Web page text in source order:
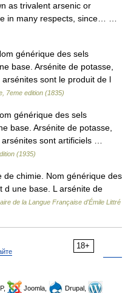
as trivalent arsenic or
in many respects, since… …
générique des sels
base. Arsénite de potasse,
sont le produit de l
7eme edition (1835)
générique des sels
base. Arsénite de potasse,
arsénites sont artificiels …
(1935)
chimie. Nom générique des
d une base. L arsénite de
de la Langue Française d'Émile Littré
18+
Joomla, Drupal,